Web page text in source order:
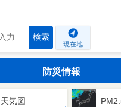
検索
現在地
防災情報
天気図